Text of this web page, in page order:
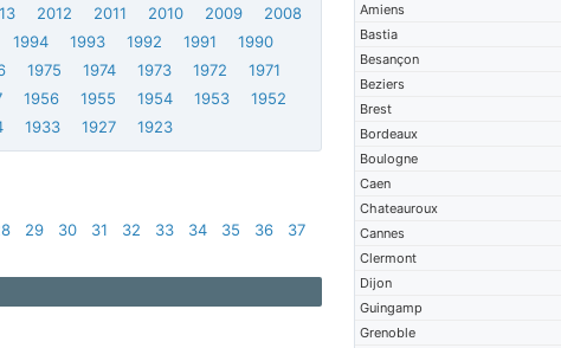
Amiens
Bastia
Besançon
Beziers
Brest
Bordeaux
Boulogne
Caen
Chateauroux
Cannes
Clermont
Dijon
Guingamp
Grenoble
2012 2011 2010 2009
2008
1994 1993 1992 1991
1990
1975 1974 1973 1972
1971
1956 1955 1954 1953
1952
1933 1927 1923
29 30 31 32 33 34 35 36
37